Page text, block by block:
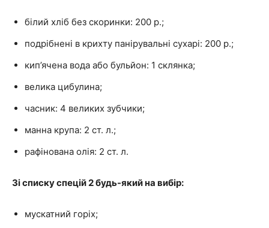
білий хліб без скоринки: 200 р.;
подрібнені в крихту панірувальні сухарі: 200 р.;
кип’ячена вода або бульйон: 1 склянка;
велика цибулина;
часник: 4 великих зубчики;
манна крупа: 2 ст. л.;
рафінована олія: 2 ст. л.
Зі списку спецій 2 будь-який на вибір:
мускатний горіх;